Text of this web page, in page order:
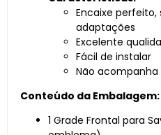
Encaixe
adaptações
Excelente
Fácil de instalar
Não
Conteúdo da Embalagem:
1 Grade Frontal para